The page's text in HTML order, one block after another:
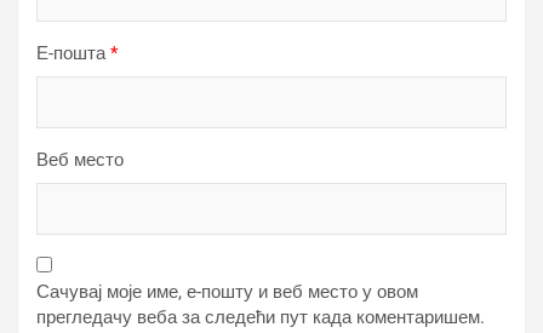
Е-пошта*
Веб место
Сачувај моје име, е-пошту и веб место у овом
прегледачу веба за следећи пут када коментаришем.